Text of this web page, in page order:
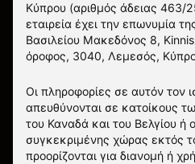
Κύπρου (αριθμός άδειας 463/
εταιρεία έχει την επωνυμία
Βασιλείου Μακεδόνος 8,
όροφος, 3040, Λεμεσός,
Οι πληροφορίες σε αυτόν τον
απευθύνονται σε κατοίκους
του Καναδά και του Βελγίου ή
συγκεκριμένης χώρας εκτός
προορίζονται για διανομή ή